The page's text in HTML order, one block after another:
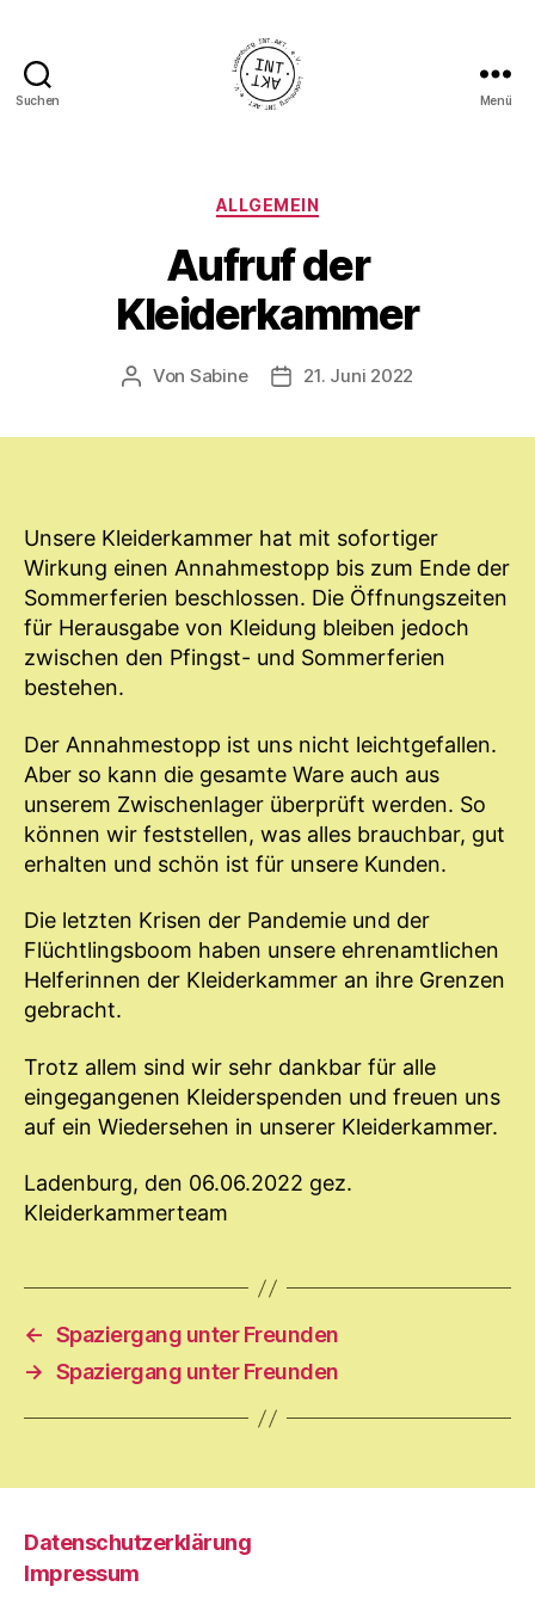
Suchen
V.
Menü
Kategorien
ALLGEMEIN
Aufruf der
Kleiderkammer
Beitragsautor
Von Sabine Veröffentlichungsdatum
21. Juni 2022
Unsere Kleiderkammer hat mit sofortiger
Wirkung einen Annahmestopp bis zum Ende der
Sommerferien beschlossen. Die Öffnungszeiten
für Herausgabe von Kleidung bleiben jedoch
zwischen den Pfingst- und Sommerferien
bestehen.
Der Annahmestopp ist uns nicht leichtgefallen.
Aber so kann die gesamte Ware auch aus
unserem Zwischenlager überprüft werden. So
können wir feststellen, was alles brauchbar, gut
erhalten und schön ist für unsere Kunden.
Die letzten Krisen der Pandemie und der
Flüchtlingsboom haben unsere ehrenamtlichen
Helferinnen der Kleiderkammer an ihre Grenzen
gebracht.
Trotz allem sind wir sehr dankbar für alle
eingegangenen Kleiderspenden und freuen uns
auf ein Wiedersehen in unserer Kleiderkammer.
Ladenburg, den 06.06.2022 gez.
Kleiderkammerteam
← Spaziergang unter Freunden
→ Spaziergang unter Freunden
Datenschutzerklärung
Impressum